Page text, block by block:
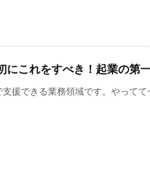
にこれをすべき！起業の第
援できる業務領域です。やって